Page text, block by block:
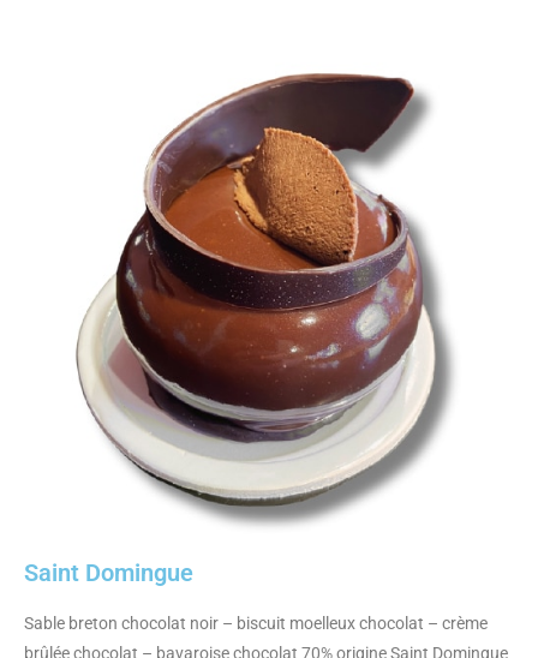
Saint Domingue
Sable breton chocolat noir – biscuit moelleux chocolat – crème
brûlée chocolat – bavaroise chocolat 70% origine Saint Domingue